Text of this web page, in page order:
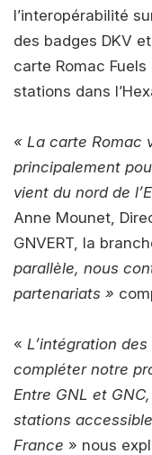
l’interopérabilité
des badges DKV
carte Romac
stations dans
« La carte Romac
principalement
vient du nord de
Anne Mounet,
GNVERT, la
parallèle, nous
partenariats »
« L’intégration
compléter notre
Entre GNL et
stations
France » nous